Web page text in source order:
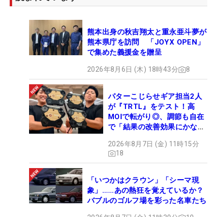
ト時間は午前7時5分。「僕は5時45分頃から練習を
始めたのですが、金谷さんは、午後スタート（12時
5分）なのにもう練習していたんです」。
め、時差ボケの影響もあっただろうが、ラウンド前
後の練習量の多さに感銘を受けた。「海外で活躍す
るトップ選手でもあんなに練習しないといけないん
だな、とびっくりしました」。
順調に事が進めば、大学を卒業する約3年後に同じ
土俵に立つことになる。「ショットの精度をまず上
げたい。まずは大学のトップの選手に追いつきた
い」と力を込める。技術的な課題に加えて、トップ
プロの裏側まで見られたのは大きな財産になった。
熊本出身の秋吉翔太と重永亜斗夢が
熊本県庁を訪問 「JOYX OPEN」
で集めた義援金を贈呈
2026年8月6日 (木) 18時43分 8
パターこじらせギア担当2人
が『TRTL』をテスト！高
MOIで転がり◎、調節も自在
で「結果の改善効果にかなり
2026年8月7日 (金) 11時15分
18
「いつかはクラウン」「シーマ現
象」……あの熱狂を覚えているか？
バブルのゴルフ場を彩った名車たち